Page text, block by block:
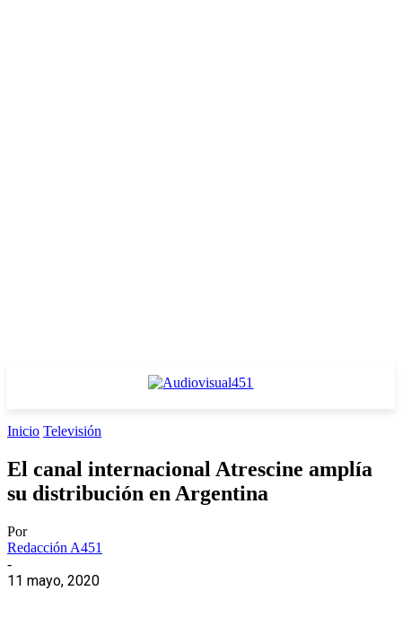
Inicio Televisión
El canal internacional Atrescine amplía
su distribución en Argentina
Por
Redacción A451
-
11 mayo, 2020